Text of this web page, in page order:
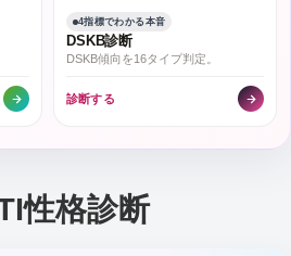
4指標でわかる本音
DSKB診断
DSKB傾向を16タイプ判定。
診断する
性格診断